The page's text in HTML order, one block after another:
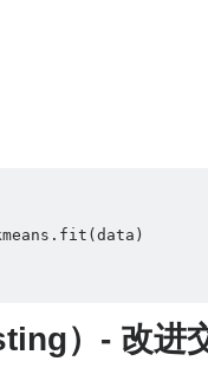
）- 改进